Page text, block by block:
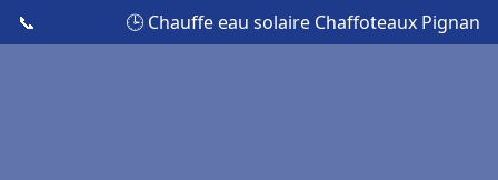
📞 🕒 Chauffe eau solaire Chaffoteaux Pignan